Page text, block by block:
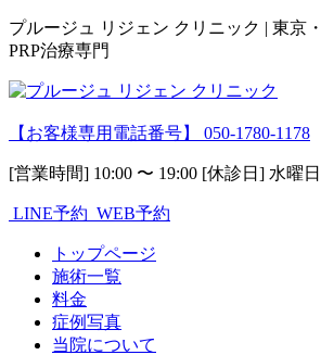
プルージュ リジェン クリニック | 東京
PRP治療専門
【お客様専用電話番号】 050-1780-1178
[営業時間] 10:00 〜 19:00 [休診日] 水曜日
LINE予約 WEB予約
トップページ
施術一覧
料金
症例写真
当院について